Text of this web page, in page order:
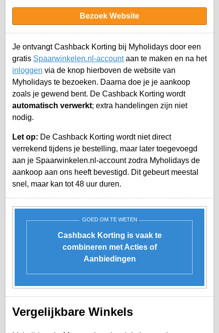
Bezoek Website
Je ontvangt Cashback Korting bij Myholidays door een
gratis Spaarwinkelen.nl-accountaan te maken en na het
inloggen via de knop hierboven de website van
Myholidays te bezoeken. Daarna doe je je aankoop
zoals je gewend bent. De Cashback Korting wordt
automatisch verwerkt; extra handelingen zijn niet
nodig.
Let op: De Cashback Korting wordt niet direct
verrekend tijdens je bestelling, maar later toegevoegd
aan je Spaarwinkelen.nl-accountzodra Myholidays de
aankoop aan ons heeft bevestigd. Dit gebeurt meestal
snel, maar kan tot 48 uur duren.
GOED OM TE WETEN
Cashback Korting is vaak te
combineren met Acties of
Aanbiedingen
Vergelijkbare Winkels